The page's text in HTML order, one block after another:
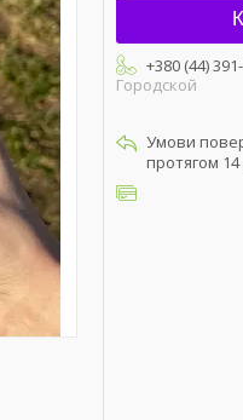
+380 (44)
Городской
протягом 14